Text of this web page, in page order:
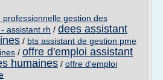
professionnelle gestion des
assistant rh / dees assistant
/ bts assistant de gestion pme
/ offre d'emploi assistant
humaines / offre d'emploi